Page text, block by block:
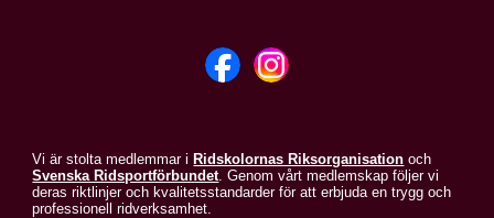
Vi är stolta medlemmar i Ridskolornas Riksorganisation och
Svenska Ridsportförbundet. Genom vårt medlemskap följer vi
deras riktlinjer och kvalitetsstandarder för att erbjuda en trygg och
professionell ridverksamhet.